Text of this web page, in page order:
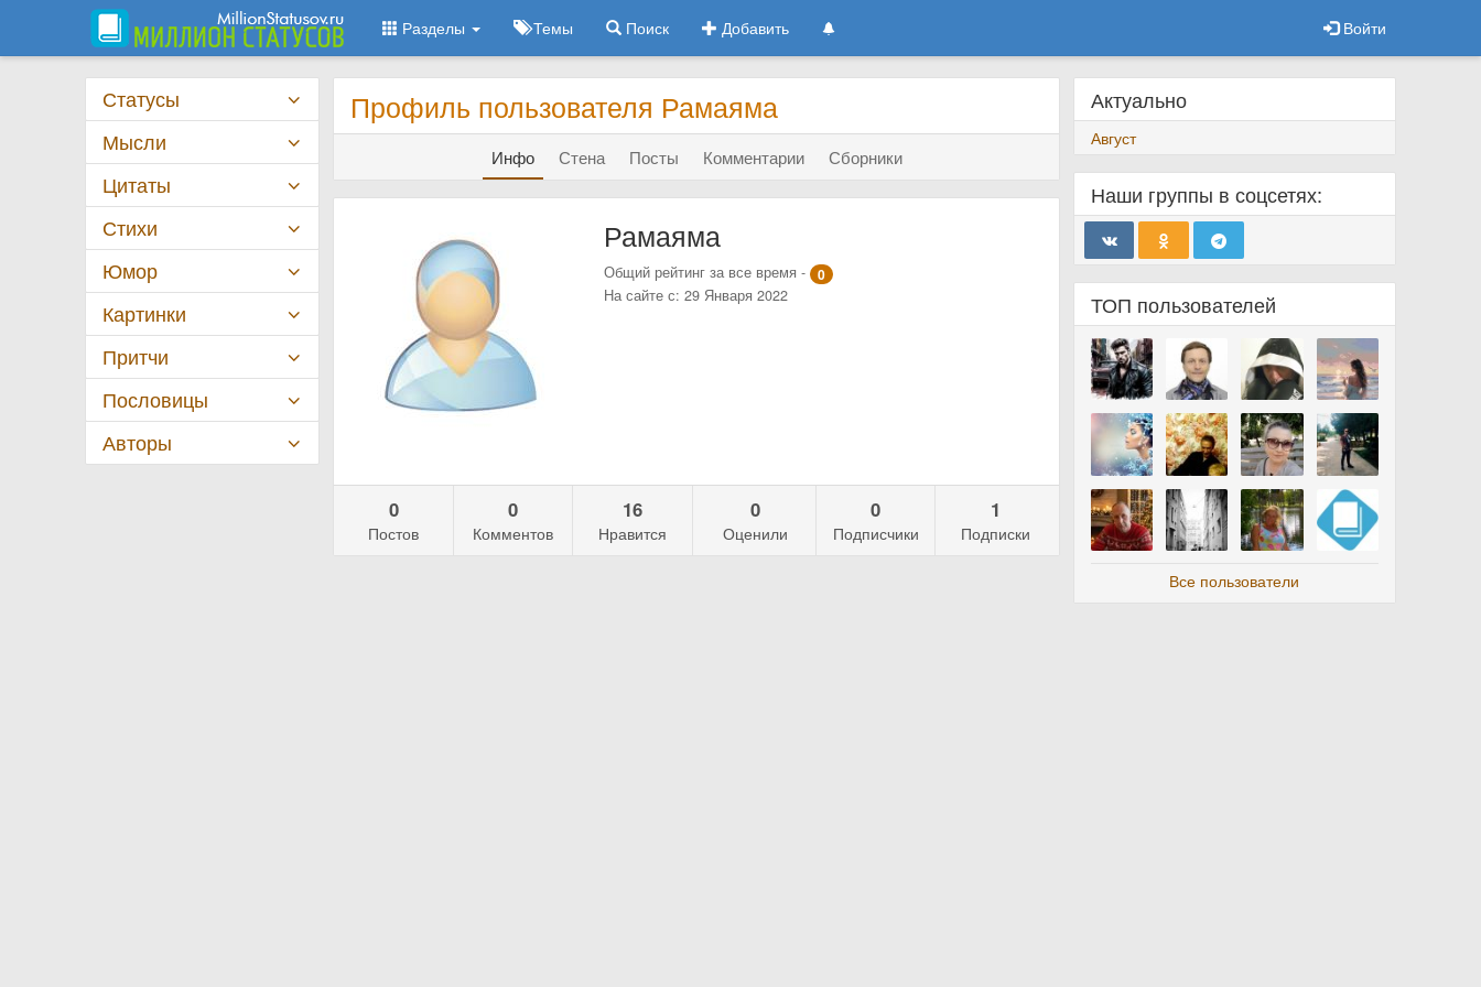
Разделы Темы Поиск Добавить Войти
Профиль пользователя Рамаяма
Инфо Стена Посты Комментарии Сборники
Рамаяма
Общий рейтинг за все время - 0
На сайте с: 29 Января 2022
0
Постов
0
Комментов
16
Нравится
0
Оценили
0
Подписчики
1
Подписки
Актуально
Август
Наши группы в соцсетях:
ТОП пользователей
Все пользователи
Статусы
Мысли
Цитаты
Стихи
Юмор
Картинки
Притчи
Пословицы
Авторы